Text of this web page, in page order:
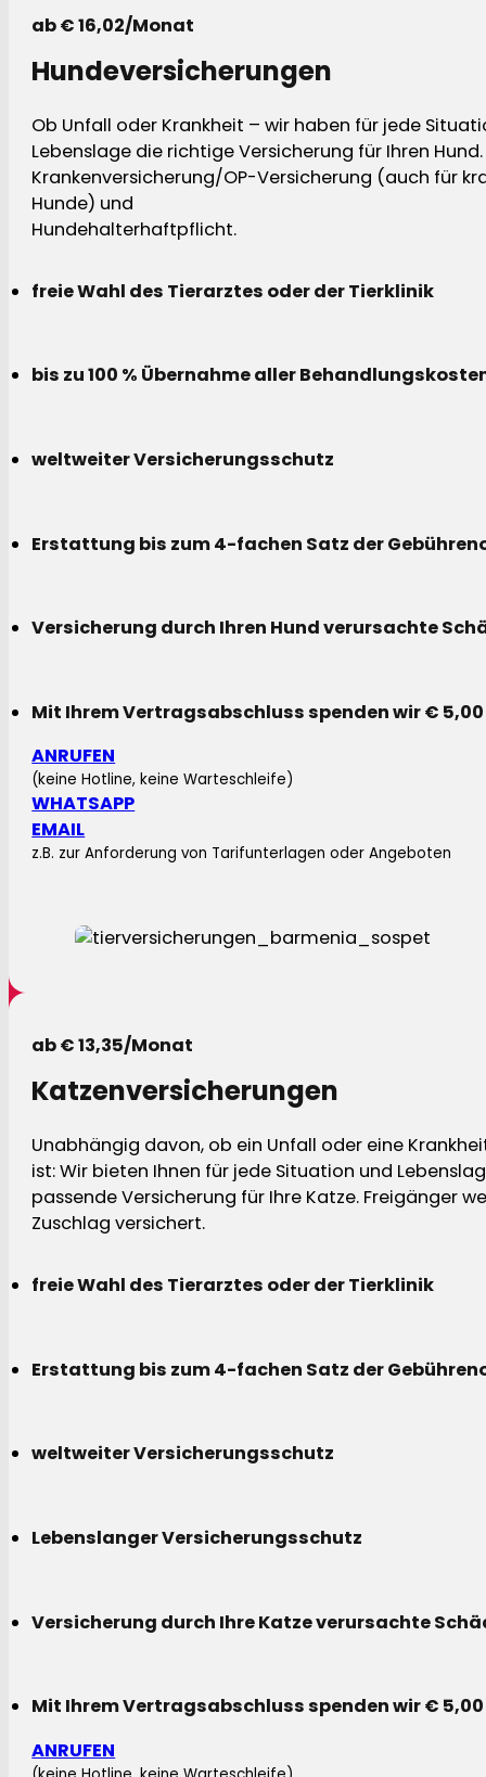
ab € 16,02/Monat
Hundeversicherungen
Ob Unfall oder Krankheit – wir haben für jede
Lebenslage die richtige Versicherung für Ihren Hund.
Krankenversicherung/OP-Versicherung (auch für
Hunde) und
Hundehalterhaftpflicht.
freie Wahl des Tierarztes oder der Tierklinik
bis zu 100 % Übernahme aller
weltweiter Versicherungsschutz
Erstattung bis zum 4-fachen Satz der
Versicherung durch Ihren Hund verursachte
Mit Ihrem Vertragsabschluss spenden wir €
ANRUFEN
(keine Hotline, keine Warteschleife)
WHATSAPP
EMAIL
z.B. zur Anforderung von Tarifunterlagen oder Angeboten
ab € 13,35/Monat
Katzenversicherungen
Unabhängig davon, ob ein Unfall oder eine
ist: Wir bieten Ihnen für jede Situation und
passende Versicherung für Ihre Katze. Freigänger
Zuschlag versichert.
freie Wahl des Tierarztes oder der Tierklinik
Erstattung bis zum 4-fachen Satz der
weltweiter Versicherungsschutz
Lebenslanger Versicherungsschutz
Versicherung durch Ihre Katze verursachte
Mit Ihrem Vertragsabschluss spenden wir €
ANRUFEN